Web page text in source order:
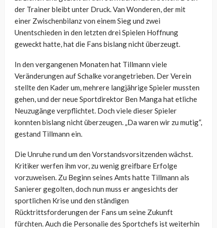
der Trainer bleibt unter Druck. Van Wonderen, der mit
einer Zwischenbilanz von einem Sieg und zwei
Unentschieden in den letzten drei Spielen Hoffnung
geweckt hatte, hat die Fans bislang nicht überzeugt.
In den vergangenen Monaten hat Tillmann viele
Veränderungen auf Schalke vorangetrieben. Der Verein
stellte den Kader um, mehrere langjährige Spieler mussten
gehen, und der neue Sportdirektor Ben Manga hat etliche
Neuzugänge verpflichtet. Doch viele dieser Spieler
konnten bislang nicht überzeugen. „Da waren wir zu mutig“,
gestand Tillmann ein.
Die Unruhe rund um den Vorstandsvorsitzenden wächst.
Kritiker werfen ihm vor, zu wenig greifbare Erfolge
vorzuweisen. Zu Beginn seines Amts hatte Tillmann als
Sanierer gegolten, doch nun muss er angesichts der
sportlichen Krise und den ständigen
Rücktrittsforderungen der Fans um seine Zukunft
fürchten. Auch die Personalie des Sportchefs ist weiterhin